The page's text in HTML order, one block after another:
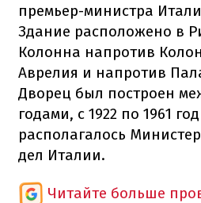
премьер-министра
Здание расположено в
Колонна напротив
Аврелия и напротив
Дворец был построен
годами, с 1922 по 1961
располагалось
дел Италии.
Читайте больше